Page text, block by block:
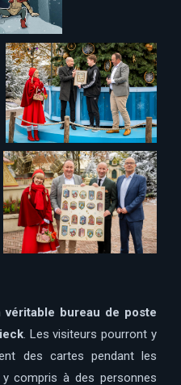
véritable bureau de poste
. Les visiteurs pourront y
des cartes pendant les
compris à des personnes